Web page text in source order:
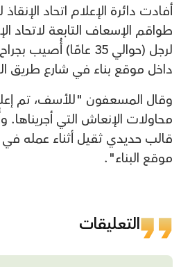
أفادت دائرة الإعلام اتحاد
طواقم الإسعاف التابعة لاتحاد
لرجل (حوالي 35 عامًا)
داخل موقع بناء في شارع طريق
وقال المسعفون "للأسف، تم
محاولات الإنعاش التي أجريناها.
قالب حديدي ثقيل أثناء عمله
موقع البناء".
التعليقات